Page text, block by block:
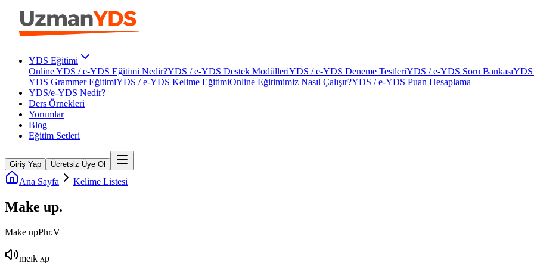
YDS Eğitimi
Online YDS / e-YDS Eğitimi Nedir?YDS / e-YDS Destek ModülleriYDS / e-YDS Deneme TestleriYDS / e-YDS Soru BankasıYDS
YDS Grammer EğitimiYDS / e-YDS Kelime EğitimiOnline Eğitimimiz Nasıl Çalışır?YDS / e-YDS Puan Hesaplama
YDS/e-YDS Nedir?
Ders Örnekleri
Yorumlar
Blog
Eğitim Setleri
Giriş Yap Ücretsiz Üye Ol
Ana Sayfa Kelime Listesi
Make up.
Make upPhr.V
meɪk ʌp